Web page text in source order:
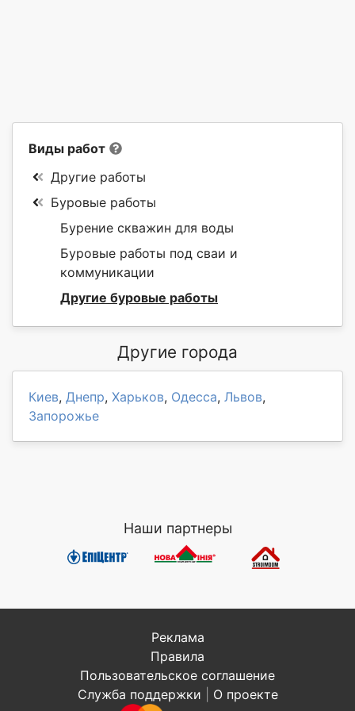
Виды работ
Другие работы
Буровые работы
Бурение скважин для воды
Буровые работы под сваи и
коммуникации
Другие буровые работы
Другие города
Киев, Днепр, Харьков, Одесса, Львов,
Запорожье
Наши партнеры
Реклама
Правила
Пользовательское соглашение
Служба поддержки
О проекте